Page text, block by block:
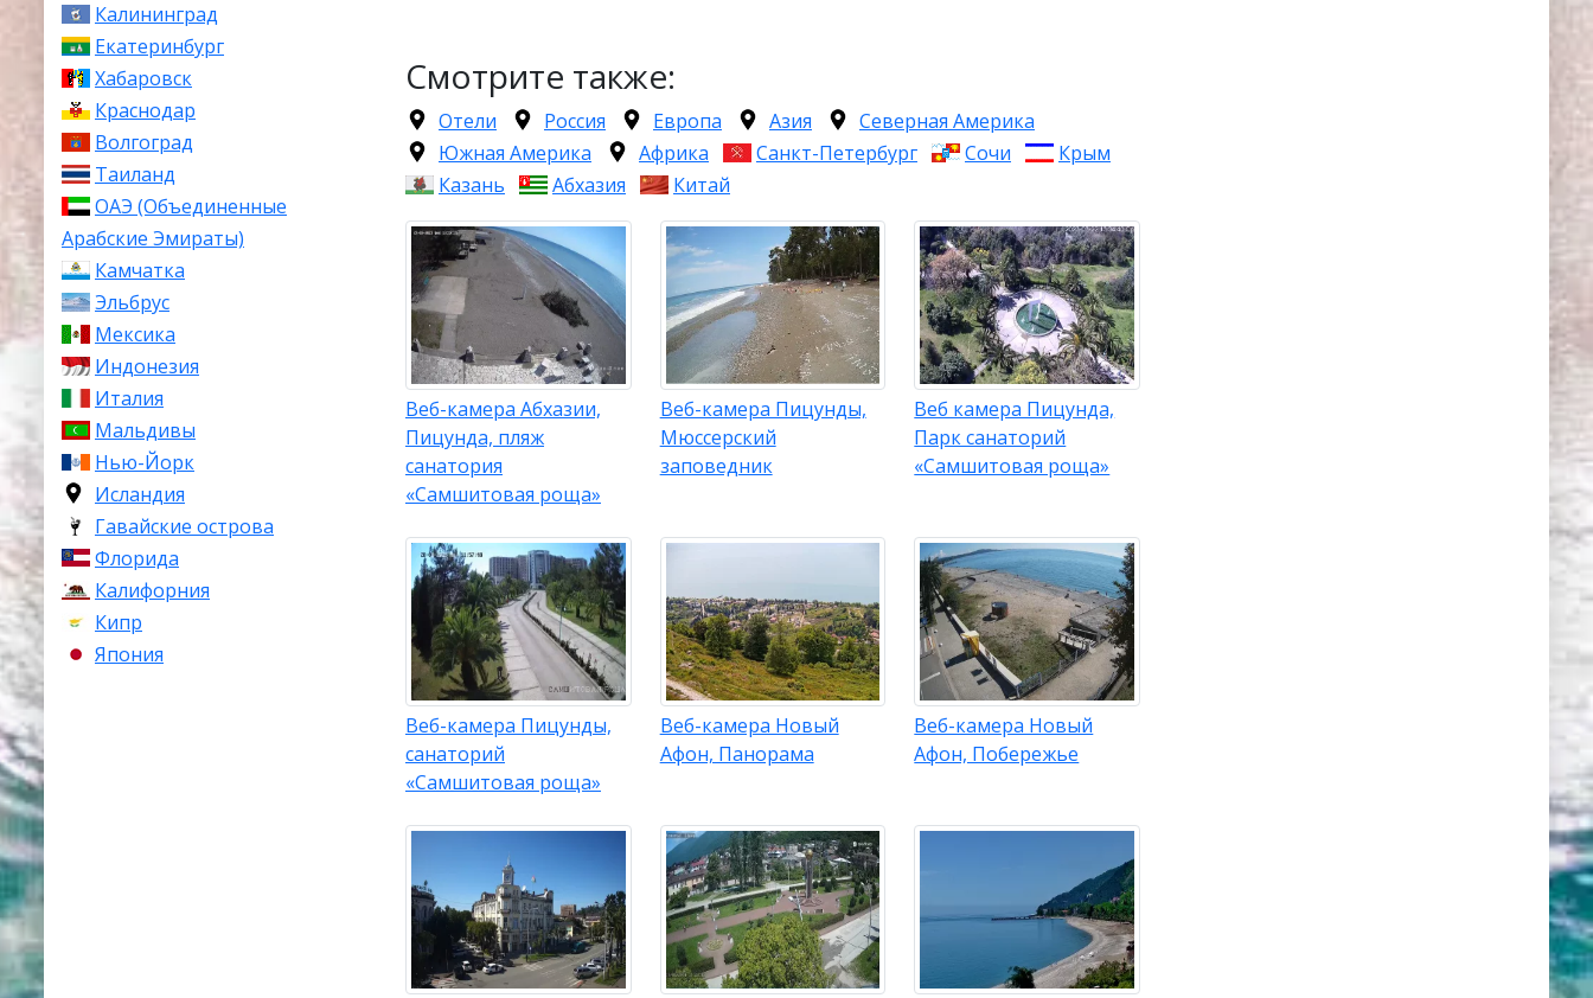
Калининград
Екатеринбург
Хабаровск
Краснодар
Волгоград
Таиланд
ОАЭ (Объединенные
Арабские Эмираты)
Камчатка
Эльбрус
Мексика
Индонезия
Италия
Мальдивы
Нью-Йорк
Исландия
Гавайские острова
Флорида
Калифорния
Кипр
Япония
Смотрите также:
Отели Россия Европа Азия
Северная Америка
Южная Америка
Африка Санкт-Петербург Сочи
Крым
Казань
Абхазия Китай
Веб-камера Абхазии,
Пицунда, пляж
санатория
«Самшитовая роща»
Веб-камера Пицунды,
Мюссерский
заповедник
Веб камера Пицунда,
Парк санаторий
«Самшитовая роща»
Веб-камера Пицунды,
санаторий
«Самшитовая роща»
Веб-камера Новый
Афон, Панорама
Веб-камера Новый
Афон, Побережье